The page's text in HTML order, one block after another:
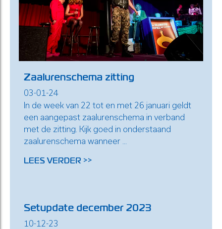
Zaalurenschema zitting
03-01-24
In de week van 22 tot en met 26 januari geldt
een aangepast zaalurenschema in verband
met de zitting. Kijk goed in onderstaand
zaalurenschema wanneer ...
LEES VERDER >>
Setupdate december 2023
10-12-23